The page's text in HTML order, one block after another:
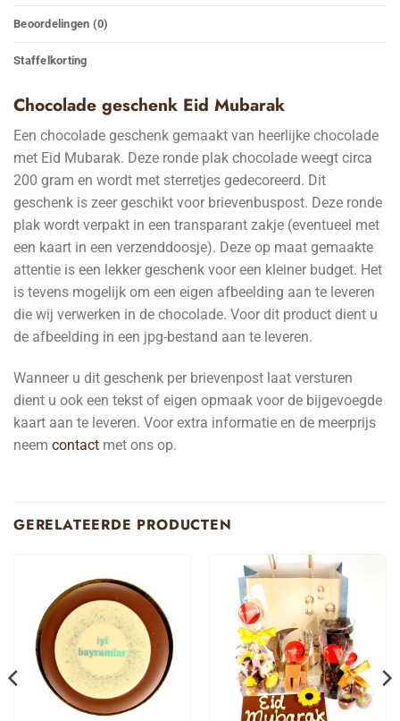
Beoordelingen (0)
Staffelkorting
Chocolade geschenk Eid Mubarak
Een chocolade geschenk gemaakt van heerlijke chocolade
met Eid Mubarak. Deze ronde plak chocolade weegt circa
200 gram en wordt met sterretjes gedecoreerd. Dit
geschenk is zeer geschikt voor brievenbuspost. Deze ronde
plak wordt verpakt in een transparant zakje (eventueel met
een kaart in een verzenddoosje). Deze op maat gemaakte
attentie is een lekker geschenk voor een kleiner budget. Het
is tevens mogelijk om een eigen afbeelding aan te leveren
die wij verwerken in de chocolade. Voor dit product dient u
de afbeelding in een jpg-bestand aan te leveren.
Wanneer u dit geschenk per brievenpost laat versturen
dient u ook een tekst of eigen opmaak voor de bijgevoegde
kaart aan te leveren. Voor extra informatie en de meerprijs
neem contact met ons op.
GERELATEERDE PRODUCTEN